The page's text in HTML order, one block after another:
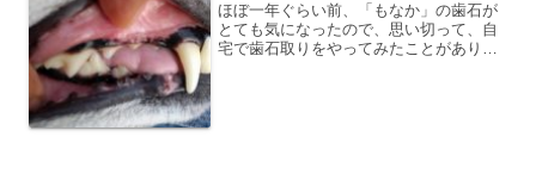
ほぼ一年ぐらい前、「もなか」の歯石が
とても気になったので、思い切って、自
宅で歯石取りをやってみたことがありま